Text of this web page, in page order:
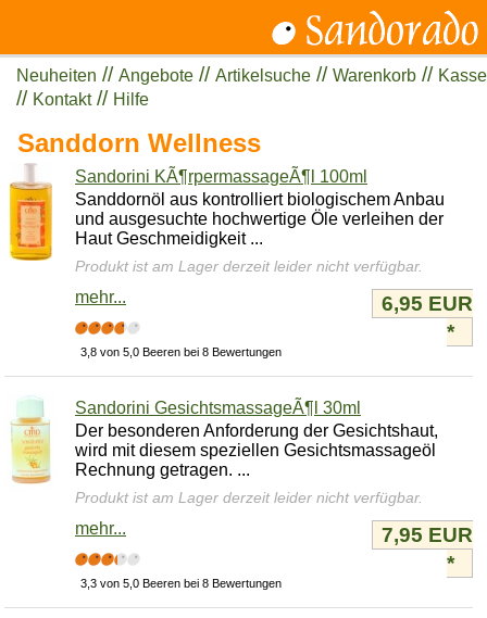
Neuheiten // Angebote // Artikelsuche // Warenkorb // Kasse
// Kontakt// Hilfe
Sanddorn Wellness
Sandorini KÃ¶rpermassageÃ¶l 100ml
Sanddornöl aus kontrolliert biologischem Anbau
und ausgesuchte hochwertige Öle verleihen der
Haut Geschmeidigkeit ...
Produkt ist am Lager derzeit leider nicht verfügbar.
mehr...
3,8 von 5,0 Beeren bei 8 Bewertungen
6,95 EUR
*
Sandorini GesichtsmassageÃ¶l 30ml
Der besonderen Anforderung der Gesichtshaut,
wird mit diesem speziellen Gesichtsmassageöl
Rechnung getragen. ...
Produkt ist am Lager derzeit leider nicht verfügbar.
mehr...
3,3 von 5,0 Beeren bei 8 Bewertungen
7,95 EUR
*